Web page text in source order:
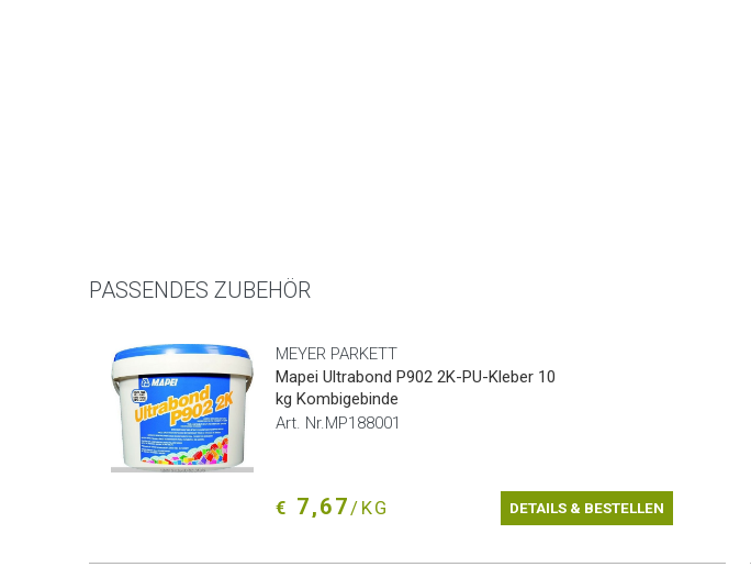
PASSENDES ZUBEHÖR
MEYER PARKETT
Mapei Ultrabond P902 2K-PU-Kleber 10
kg Kombigebinde
Art. Nr.MP188001
€ 7,67/KG DETAILS & BESTELLEN